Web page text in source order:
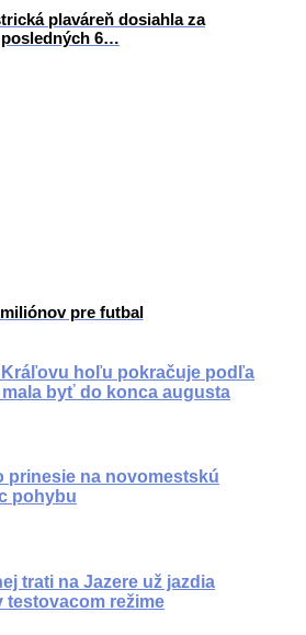
plaváreň dosiahla za
posledných 6…
pre futbal
hoľu pokračuje podľa
byť do konca augusta
prinesie na novomestskú
pohybu
trati na Jazere už jazdia
testovacom režime